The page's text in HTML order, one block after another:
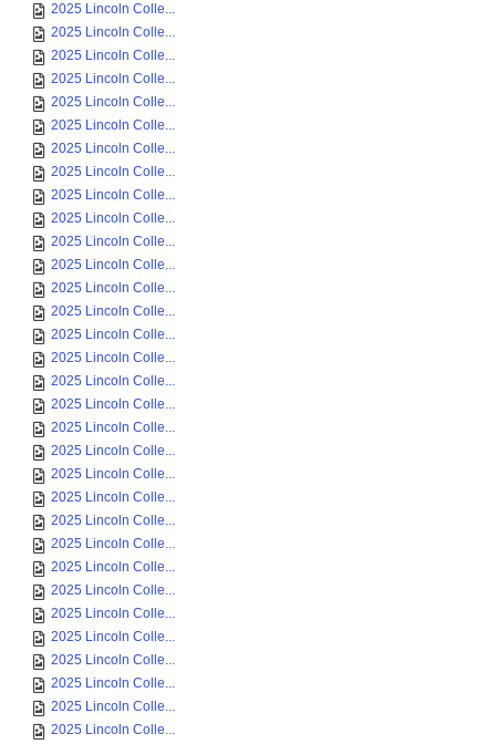
2025 Lincoln Colle...
2025 Lincoln Colle...
2025 Lincoln Colle...
2025 Lincoln Colle...
2025 Lincoln Colle...
2025 Lincoln Colle...
2025 Lincoln Colle...
2025 Lincoln Colle...
2025 Lincoln Colle...
2025 Lincoln Colle...
2025 Lincoln Colle...
2025 Lincoln Colle...
2025 Lincoln Colle...
2025 Lincoln Colle...
2025 Lincoln Colle...
2025 Lincoln Colle...
2025 Lincoln Colle...
2025 Lincoln Colle...
2025 Lincoln Colle...
2025 Lincoln Colle...
2025 Lincoln Colle...
2025 Lincoln Colle...
2025 Lincoln Colle...
2025 Lincoln Colle...
2025 Lincoln Colle...
2025 Lincoln Colle...
2025 Lincoln Colle...
2025 Lincoln Colle...
2025 Lincoln Colle...
2025 Lincoln Colle...
2025 Lincoln Colle...
2025 Lincoln Colle...